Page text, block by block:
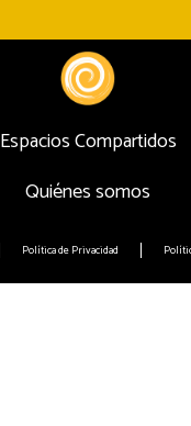
Espacios Compartidos
Quiénes somos
Política de Privacidad